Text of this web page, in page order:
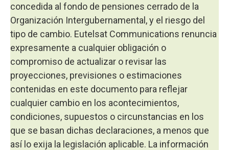
concedida al fondo de pensiones cerrado de la
Organización Intergubernamental, y el riesgo del
tipo de cambio. Eutelsat Communications renuncia
expresamente a cualquier obligación o
compromiso de actualizar o revisar las
proyecciones, previsiones o estimaciones
contenidas en este documento para reflejar
cualquier cambio en los acontecimientos,
condiciones, supuestos o circunstancias en los
que se basan dichas declaraciones, a menos que
así lo exija la legislación aplicable. La información